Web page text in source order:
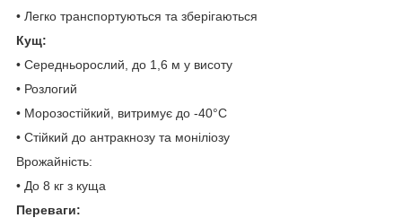
• Легко транспортуються та зберігаються
Кущ:
• Середньорослий, до 1,6 м у висоту
• Розлогий
• Морозостійкий, витримує до -40°C
• Стійкий до антракнозу та моніліозу
Врожайність:
• До 8 кг з куща
Переваги: